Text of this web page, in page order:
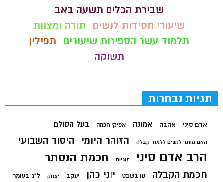
שבירת הכלים תשעה באב
שיעורי חסידות לנשים
תורה ומצוות
תלמוד עשר הספירות שיעורים
תפילין
תשוקה
תגיות נבחרות
אדם סיני אהבה אמונה אפיקי חכמה בעל הסולם
האם מותר לנשים ללמוד קבלה הזוהר היומי היסוד השבועי
הרב אדם סיני זוגיות חכמת הנסתר
חכמת הקבלה טו בשבט יוני כהן יעקב יצחק ל"ג בעומר